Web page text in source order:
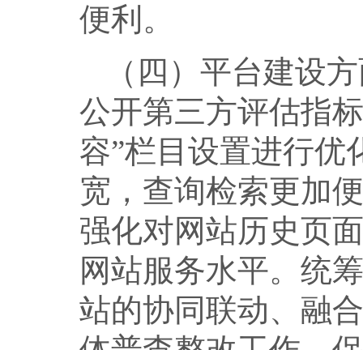
便利。
（四）平台建设
公开第三方评估指
容”栏目设置进行优
宽，查询检索更加
强化对网站历史页
网站服务水平。统
站的协同联动、融